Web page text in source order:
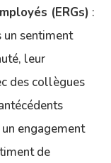
(ERGs) :
un sentiment
leur
des collègues
engagement
de